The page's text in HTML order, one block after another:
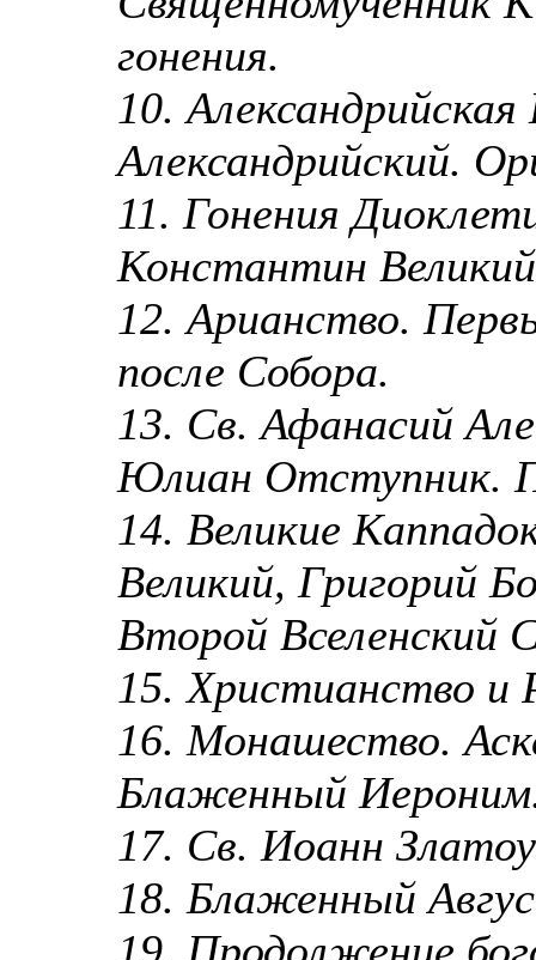
гонения.
10.
Александрийский.
11. Гонения
Константин
12. Арианство.
после Собора.
13. Св. Афанасий
Юлиан Отступник.
14. Великие
Великий, Григорий
Второй Вселенский
15. Христианство и
16. Монашество.
Блаженный
17. Св. Иоанн
18. Блаженный